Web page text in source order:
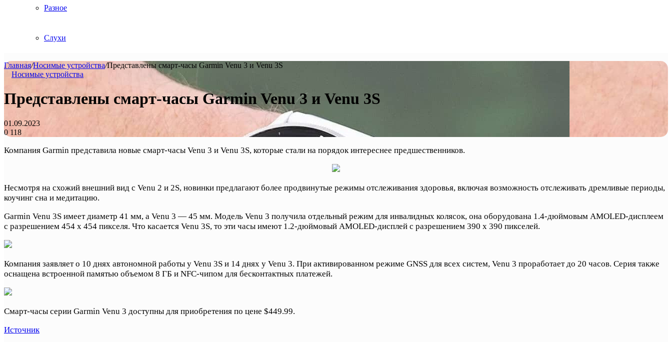
Разное
Слухи
Главная/Носимые устройства/Представлены смарт-часы Garmin Venu 3 и Venu 3S
Носимые устройства
Представлены смарт-часы Garmin Venu 3 и Venu 3S
01.09.2023
0 118
Компания Garmin представила новые смарт-часы Venu 3 и Venu 3S, которые стали на порядок интереснее предшественников.
Несмотря на схожий внешний вид с Venu 2 и 2S, новинки предлагают более продвинутые режимы отслеживания здоровья, включая возможность отслеживать дремливые периоды,
коучинг сна и медитацию.
Garmin Venu 3S имеет диаметр 41 мм, а Venu 3 — 45 мм. Модель Venu 3 получила отдельный режим для инвалидных колясок, она оборудована 1.4-дюймовым AMOLED-дисплеем
с разрешением 454 x 454 пикселя. Что касается Venu 3S, то эти часы имеют 1.2-дюймовый AMOLED-дисплей с разрешением 390 x 390 пикселей.
Компания заявляет о 10 днях автономной работы у Venu 3S и 14 днях у Venu 3. При активированном режиме GNSS для всех систем, Venu 3 проработает до 20 часов. Серия также
оснащена встроенной памятью объемом 8 ГБ и NFC-чипом для бесконтактных платежей.
Смарт-часы серии Garmin Venu 3 доступны для приобретения по цене $449.99.
Источник